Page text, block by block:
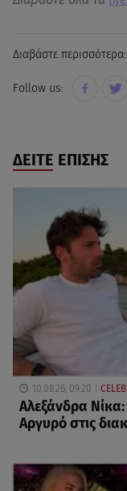
Διαβάστε περισσότερα:
Follow us:
ΔΕΙΤΕ ΕΠΙΣΗΣ
10.08.26, 09:20
Αλεξάνδρα
Αργυρό στις